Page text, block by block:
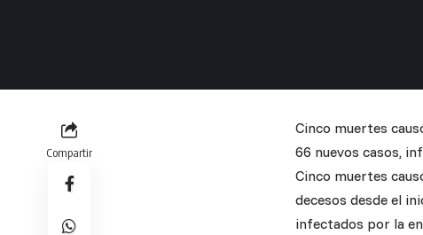
Compartir
Cinco muertes
66 nuevos casos,
Cinco muertes
decesos desde el
infectados por la